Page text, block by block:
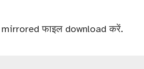
फाइल download करें.